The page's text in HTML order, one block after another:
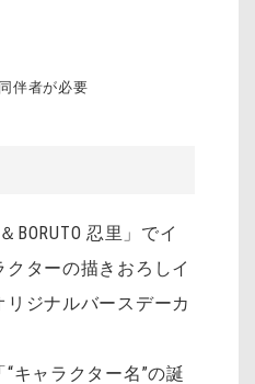
伴者が必要
BORUTO 忍里」でイ
ターの描きおろしイ
ジナルバースデーカ
キャラクター名”の誕